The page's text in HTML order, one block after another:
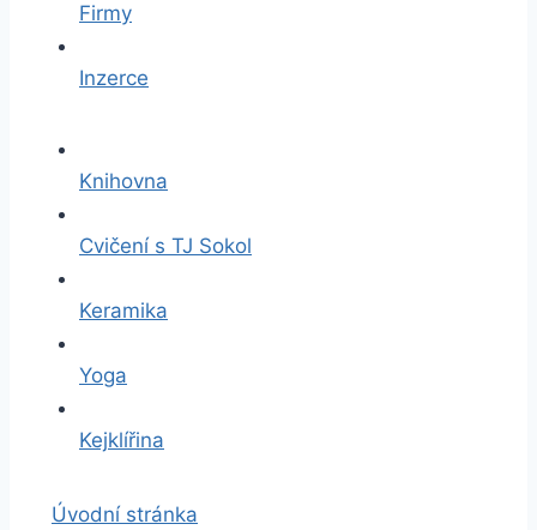
Firmy
Inzerce
Knihovna
Cvičení s TJ Sokol
Keramika
Yoga
Kejklířina
Úvodní stránka